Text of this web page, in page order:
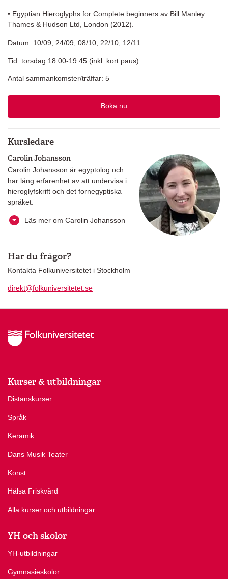
• Egyptian Hieroglyphs for Complete beginners av Bill Manley.
Thames & Hudson Ltd, London (2012).
Datum: 10/09; 24/09; 08/10; 22/10; 12/11
Tid: torsdag 18.00-19.45 (inkl. kort paus)
Antal sammankomster/träffar: 5
Boka nu
Kursledare
Carolin Johansson
Carolin Johansson är egyptolog och
har lång erfarenhet av att undervisa i
hieroglyfskrift och det fornegyptiska
språket.
Läs mer om Carolin Johansson
Har du frågor?
Kontakta Folkuniversitetet i Stockholm
direkt@folkuniversitetet.se
Kurser & utbildningar
Distanskurser
Språk
Keramik
Dans Musik Teater
Konst
Hälsa Friskvård
Alla kurser och utbildningar
YH och skolor
YH-utbildningar
Gymnasieskolor